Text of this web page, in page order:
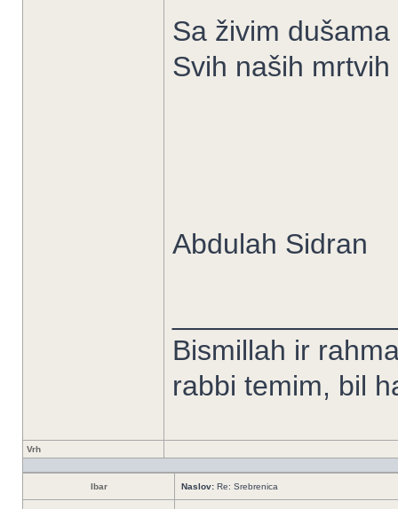
Sa živim dušama
Svih naših mrtvih
Abdulah Sidran
Bismillah ir
rabbi temim, bil
Vrh
Ibar Naslov: Re: Srebrenica